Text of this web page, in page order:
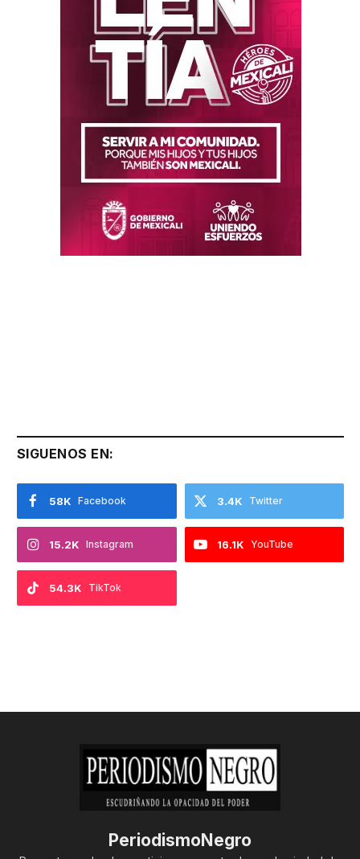
SIGUENOS EN:
Facebook
58K Twitter
3.4K
Instagram
15.2K YouTube
16.1K
TikTok
54.3K
PeriodismoNegro